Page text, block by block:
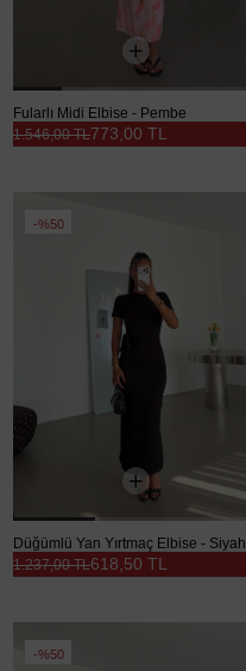
Fularlı Midi Elbise - Pembe
773,00 TL
1.546,00 TL
%50
Düğümlü Yan Yırtmaç Elbise - Siyah
618,50 TL
1.237,00 TL
%50